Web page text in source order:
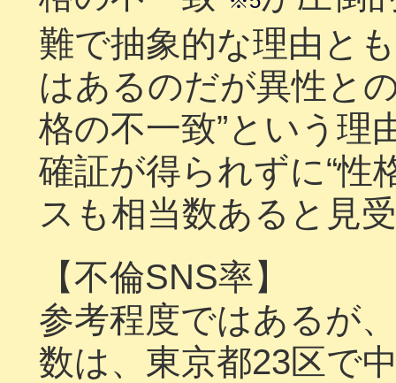
難で抽象的な理由と
はあるのだが異性と
格の不一致”という理
確証が得られずに“性
スも相当数あると見
【不倫SNS率】
参考程度ではあるが
数は、東京都23区で